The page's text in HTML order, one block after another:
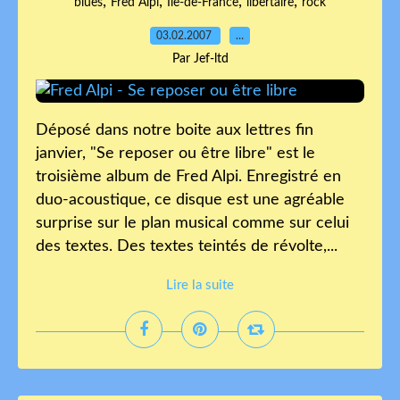
blues Fred Alpi Ile-de-France libertaire rock
03.02.2007 …
Par Jef-ltd
Déposé dans notre boite aux lettres fin
janvier, "Se reposer ou être libre" est le
troisième album de Fred Alpi. Enregistré en
duo-acoustique, ce disque est une agréable
surprise sur le plan musical comme sur celui
des textes. Des textes teintés de révolte,...
Lire la suite